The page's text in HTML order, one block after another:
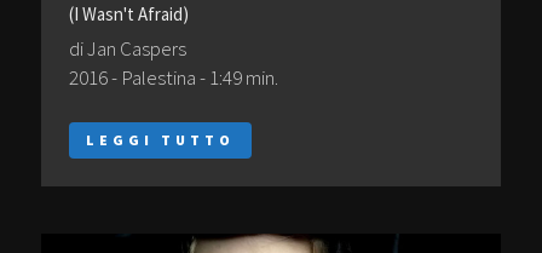
(I Wasn't Afraid)
di Jan Caspers
2016 - Palestina - 1:49 min.
LEGGI TUTTO